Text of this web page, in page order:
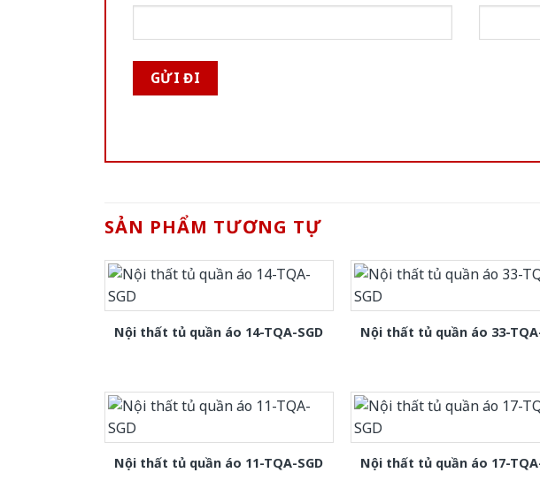
SẢN PHẨM TƯƠNG TỰ
Nội thất tủ quần áo 14-TQA-SGD Nội thất tủ quần áo 33-
Nội thất tủ quần áo 11-TQA-SGD Nội thất tủ quần áo 17-